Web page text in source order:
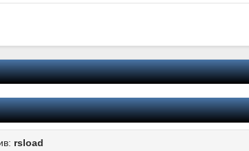
rsload